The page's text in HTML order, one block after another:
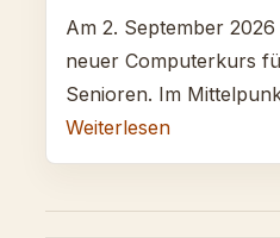
Am 2. September
neuer Computerkurs
Senioren. Im
Weiterlesen